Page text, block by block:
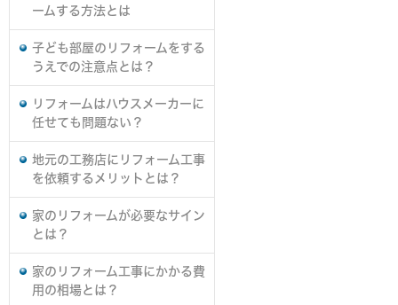
ームする方法とは
子ども部屋のリフォームをする
うえでの注意点とは？
リフォームはハウスメーカーに
任せても問題ない？
地元の工務店にリフォーム工事
を依頼するメリットとは？
家のリフォームが必要なサイン
とは？
家のリフォーム工事にかかる費
用の相場とは？